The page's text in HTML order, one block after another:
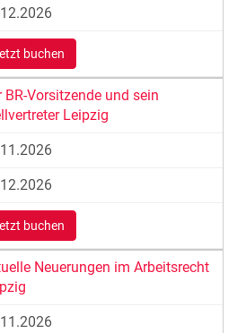
buchen
BR-Vorsitzende und sein
Leipzig
buchen
Neuerungen im Arbeitsrecht